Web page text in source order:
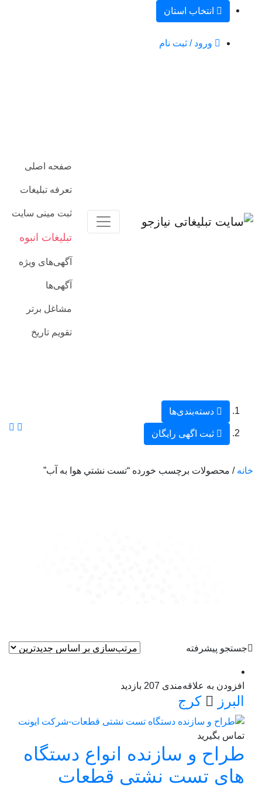
ورود / ثبت نام
صفحه اصلی
تعرفه تبلیغات
ثبت مینی سایت
تبلیغات انبوه
آگهی‌های ویژه
آگهی‌ها
مشاغل برتر
تقویم تاریخ
دسته‌بندی‌ها
ثبت اگهی رایگان
خانه / محصولات برچسب خورده “تست نشتي هوا به آب”
جستجو پیشرفته
افزودن به علاقه‌مندی 207 بازدید
البرز کرج
تماس بگیرید
طراح و سازنده انواع دستگاه
های تست نشتی قطعات